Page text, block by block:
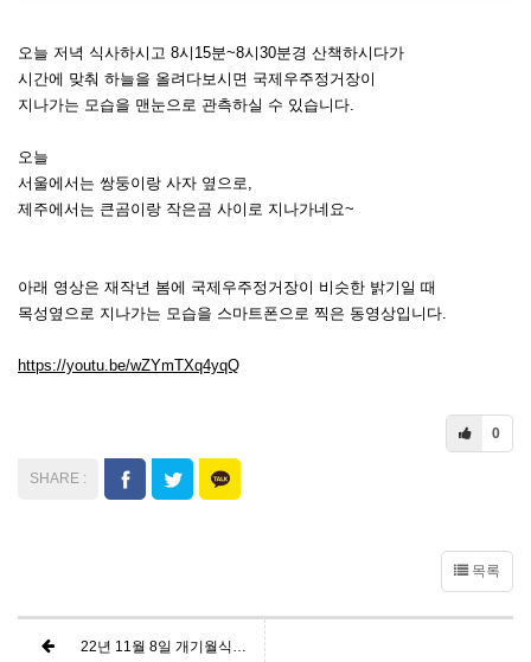
오늘 저녁 식사하시고 8시15분~8시30분경 산책하시다가
시간에 맞춰 하늘을 올려다보시면 국제우주정거장이
지나가는 모습을 맨눈으로 관측하실 수 있습니다.
오늘
서울에서는 쌍둥이랑 사자 옆으로,
제주에서는 큰곰이랑 작은곰 사이로 지나가네요~
아래 영상은 재작년 봄에 국제우주정거장이 비슷한 밝기일 때
목성옆으로 지나가는 모습을 스마트폰으로 찍은 동영상입니다.
https://youtu.be/wZYmTXq4yqQ
0
목록